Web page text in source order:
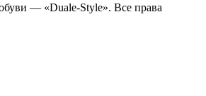
— «Duale-Style». Все права